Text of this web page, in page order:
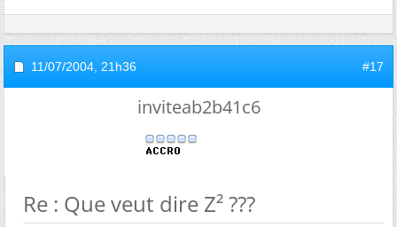
11/07/2004, 21h36 #17
inviteab2b41c6
Re : Que veut dire Z² ???